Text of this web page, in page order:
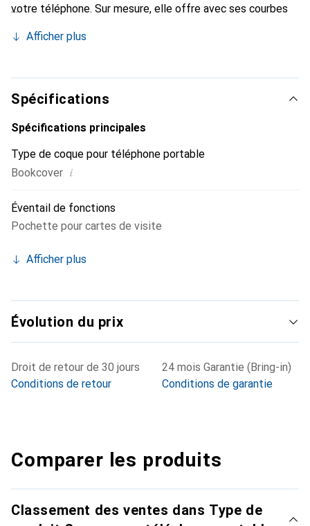
votre téléphone. Sur mesure, elle offre avec ses courbes
devient l'accessoire chic et indispensable pour votre
internationalement pour ses produits de haute qualité et
constitue un choix fiable pour une clientèle exigeante.
Afficher plus
Spécifications
Spécifications principales
Type de coque pour téléphone portable
Bookcover i
Éventail de fonctions
Pochette pour cartes de visite
Afficher plus
Évolution du prix
Droit de retour de 30 jours
Conditions de retour
24 mois Garantie (Bring-in)
Conditions de garantie
Comparer les produits
Classement des ventes dans Type de